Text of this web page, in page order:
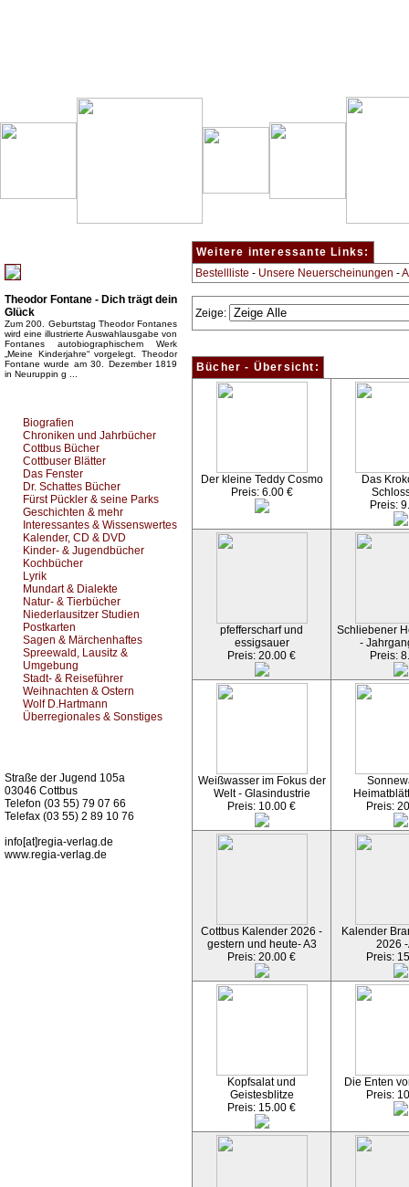
Theodor Fontane - Dich trägt dein
Glück
Zum 200. Geburtstag Theodor Fontanes
wird eine illustrierte Auswahlausgabe von
Fontanes autobiographischem Werk
„Meine Kinderjahre“ vorgelegt. Theodor
Fontane wurde am 30. Dezember 1819
in Neuruppin g ...
Biografien
Chroniken und Jahrbücher
Cottbus Bücher
Cottbuser Blätter
Das Fenster
Dr. Schattes Bücher
Fürst Pückler & seine Parks
Geschichten & mehr
Interessantes & Wissenswertes
Kalender, CD & DVD
Kinder- & Jugendbücher
Kochbücher
Lyrik
Mundart & Dialekte
Natur- & Tierbücher
Niederlausitzer Studien
Postkarten
Sagen & Märchenhaftes
Spreewald, Lausitz &
Umgebung
Stadt- & Reiseführer
Weihnachten & Ostern
Wolf D.Hartmann
Überregionales & Sonstiges
Straße der Jugend 105a
03046 Cottbus
Telefon (03 55) 79 07 66
Telefax (03 55) 2 89 10 76
info[at]regia-verlag.de
www.regia-verlag.de
Weitere interessante Links:
Bestellliste - Unsere Neuerscheinungen -
Zeige:
Bücher - Übersicht:
Der kleine Teddy Cosmo
Preis: 6.00 €
Das
Preis:
pfefferscharf und
essigsauer
Preis: 20.00 €
Schliebener
-
Preis:
Weißwasser im Fokus der
Welt - Glasindustrie
Preis: 10.00 €
Preis:
Cottbus Kalender 2026 -
gestern und heute- A3
Preis: 20.00 €
Kalender
2026
Preis:
Kopfsalat und
Geistesblitze
Preis: 15.00 €
Die Enten
Preis: